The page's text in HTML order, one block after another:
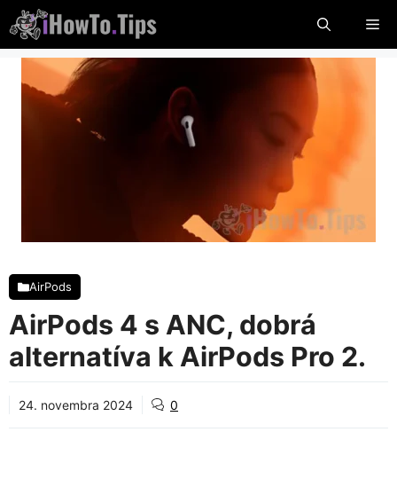
Preskočiť
na
obsah
AirPods
AirPods 4 s ANC, dobrá
alternatíva k AirPods Pro 2.
24. novembra 2024 0